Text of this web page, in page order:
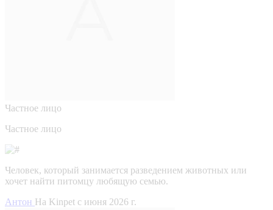
Частное лицо
Частное лицо
Человек, который занимается разведением животных или
хочет найти питомцу любящую семью.
Антон На Kinpet c июня 2026 г.